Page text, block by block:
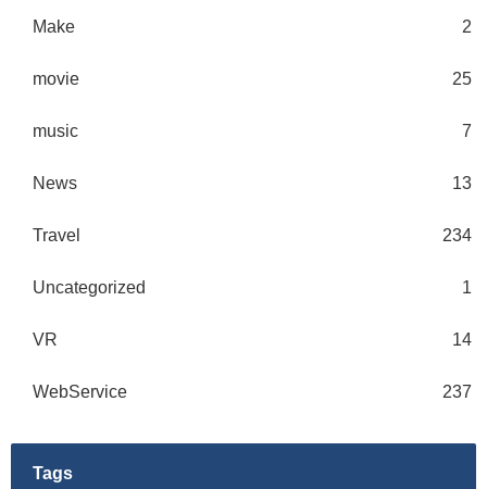
Make 2
movie 25
music 7
News 13
Travel 234
Uncategorized 1
VR 14
WebService 237
Tags